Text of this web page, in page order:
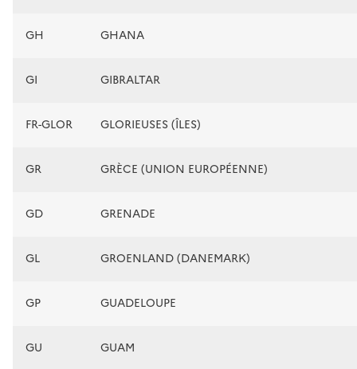
GH GHANA
GI GIBRALTAR
FR-GLOR GLORIEUSES (ÎLES)
GR GRÈCE (UNION EUROPÉENNE)
GD GRENADE
GL GROENLAND (DANEMARK)
GP GUADELOUPE
GU GUAM